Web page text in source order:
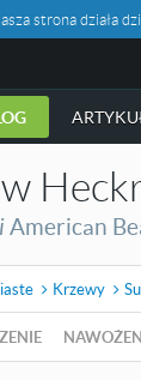
strona działa
American
Krzewy